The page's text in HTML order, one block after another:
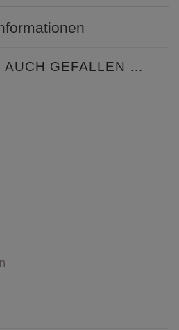
AUCH GEFALLEN …